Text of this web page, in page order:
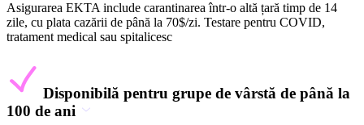
Asigurarea EKTA include carantinarea într-o altă țară timp de 14
zile, cu plata cazării de până la 70$/zi. Testare pentru COVID,
tratament medical sau spitalicesc
Disponibilă pentru grupe de vârstă de până la
100 de ani